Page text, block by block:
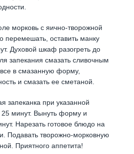
морковь с яично-творожной
перемешать, оставить манку
Духовой шкаф разогреть до
запекания смазать сливочным
в смазанную форму,
и смазать ее сметаной.
запеканка при указанной
25 минут. Вынуть форму и
Нарезать готовое блюдо на
Подавать творожно-морковную
Приятного аппетита!